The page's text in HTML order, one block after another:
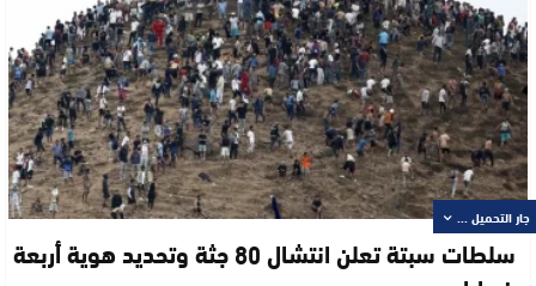
سلطات سبتة تعلن انتشال 80 جثة وتحديد هوية أربعة
جار التحميل ...